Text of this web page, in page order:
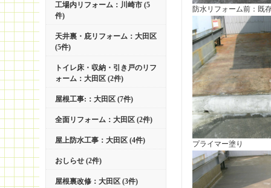
工場内リフォーム：川崎市 (5
件)
天井裏・庇リフォーム：大田区
(5件)
トイレ床・収納・引き戸のリフ
ォーム：大田区 (2件)
屋根工事:：大田区 (7件)
全面リフォーム：大田区 (2件)
屋上防水工事：大田区 (4件)
おしらせ (2件)
屋根裏改修：大田区 (3件)
防水リフォーム前：既
プライマー塗り